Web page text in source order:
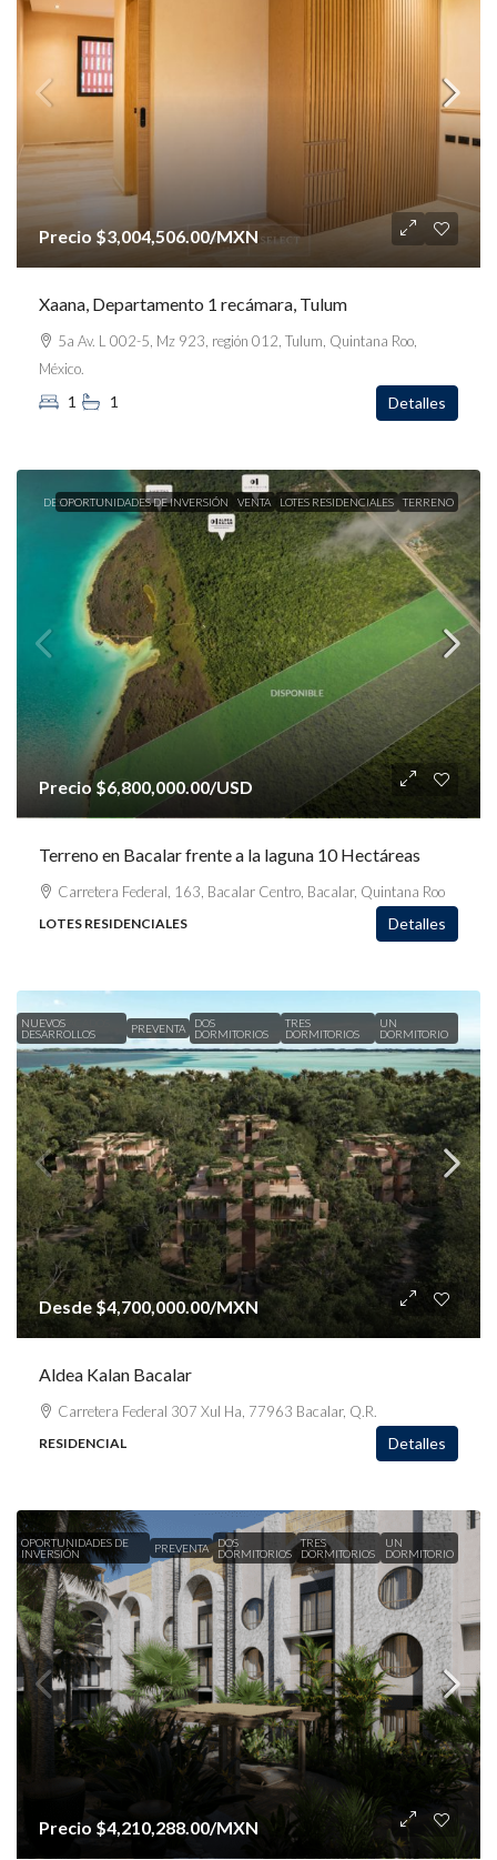
Precio $3,004,506.00/MXN
Xaana, Departamento 1 recámara, Tulum
5a Av. L 002-5, Mz 923, región 012, Tulum, Quintana Roo,
México.
1 1 Detalles
DESTACADOS
OPORTUNIDADES DE INVERSIÓN VENTA LOTES RESIDENCIALES TERRENO
Precio$6,800,000.00/USD
Terreno en Bacalar frente a la laguna 10 Hectáreas
Carretera Federal, 163, Bacalar Centro, Bacalar, Quintana Roo
LOTES RESIDENCIALES Detalles
DESTACADOS
NUEVOS
DESARROLLOS
PREVENTA
DOS
DORMITORIOS
TRES
DORMITORIOS
UN
DORMITORIO
Desde$4,700,000.00/MXN
Aldea Kalan Bacalar
Carretera Federal 307 Xul Ha, 77963 Bacalar, Q.R.
RESIDENCIAL Detalles
OPORTUNIDADES DE
INVERSIÓN
PREVENTA
DOS
DORMITORIOS
TRES
DORMITORIOS
UN
DORMITORIO
Precio $4,210,288.00/MXN